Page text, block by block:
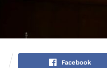
Facebook